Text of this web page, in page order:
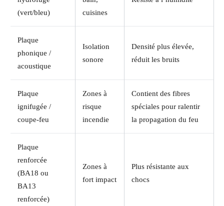
(vert/bleu)
cuisines
Plaque
phonique /
acoustique
Isolation
sonore
Densité plus élevée,
réduit les bruits
Plaque
ignifugée /
coupe-feu
Zones à
risque
incendie
Contient des fibres
spéciales pour ralentir
la propagation du feu
Plaque
renforcée
(BA18 ou
BA13
renforcée)
Zones à
fort impact
Plus résistante aux
chocs